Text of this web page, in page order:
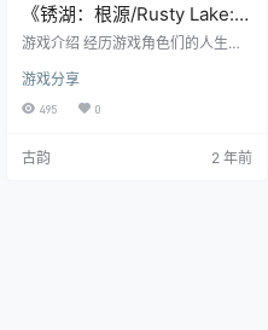
《锈湖：根源/Rusty Lake:
Roots》steam正版离线版共
游戏介绍 经历游戏角色们的人生始
根源 Rusty Lake: Roots》是第二款
由密室逃脱系列和锈湖旅馆游戏创
合集教程https://www.hackv.cn/16
游戏分享
495 0
古韵 2 年前